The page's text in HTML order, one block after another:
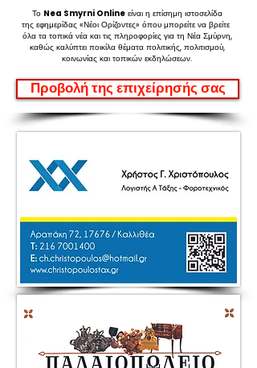
Το Nea Smyrni Onlineείναι η επίσημη ιστοσελίδα
της εφημερίδας «Νέοι Ορίζοντες» όπου μπορείτε να βρείτε
όλα τα τοπικά νέα και τις πληροφορίες για τη Νέα Σμύρνη,
καθώς καλύπτει ποικίλα θέματα πολιτικής, πολιτισμού,
κοινωνίας και τοπικών εκδηλώσεων.
Προβολή της επιχείρησής σας